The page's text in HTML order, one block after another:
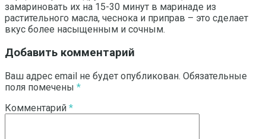
замариновать их на 15-30 минут в маринаде из
растительного масла, чеснока и приправ – это сделает
вкус более насыщенным и сочным.
Добавить комментарий
Ваш адрес email не будет опубликован. Обязательные
поля помечены *
Комментарий *